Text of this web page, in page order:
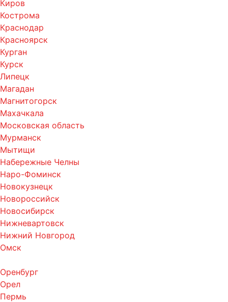
Киров
Кострома
Краснодар
Красноярск
Курган
Курск
Липецк
Магадан
Магнитогорск
Махачкала
Московская область
Мурманск
Мытищи
Набережные Челны
Наро-Фоминск
Новокузнецк
Новороссийск
Новосибирск
Нижневартовск
Нижний Новгород
Омск
Оренбург
Орел
Пермь